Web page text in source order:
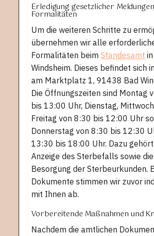
Erledigung gesetzlicher
Formalitäten
Um die weiteren Schritte zu
übernehmen wir alle
Formalitäten beimStandesamt
Windsheim. Dieses befindet sich
am Marktplatz 1, 91438 Bad
Die Öffnungszeiten sind Montag
bis 13:00 Uhr, Dienstag,
Freitag von 8:30 bis 12:00 Uhr
Donnerstag von 8:30 bis 12:30
13:30 bis 18:00 Uhr. Dazu
Anzeige des Sterbefalls sowie die
Besorgung der Sterbeurkunden.
Dokumente stimmen wir zuvor
mit Ihnen ab.
Vorbereitende Maßnahmen und
Nachdem die amtlichen